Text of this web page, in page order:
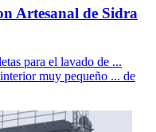
Artesanal de Sidra
para el lavado de ...
muy pequeño ... de